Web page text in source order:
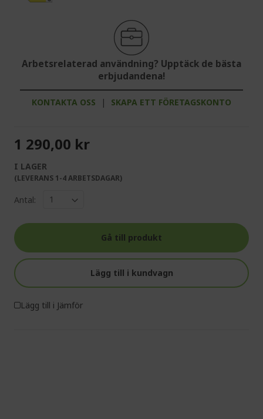
Arbetsrelaterad användning? Upptäck de bästa
erbjudandena!
KONTAKTA OSS | SKAPA ETT FÖRETAGSKONTO
1 290,00 kr
I LAGER
(LEVERANS 1-4 ARBETSDAGAR)
Antal:
Gå till produkt
Lägg till i kundvagn
Lägg till i Jämför